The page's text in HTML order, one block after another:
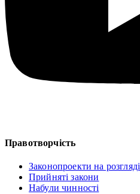
Правотворчість
Законопроекти на розгляді
Прийняті закони
Набули чинності